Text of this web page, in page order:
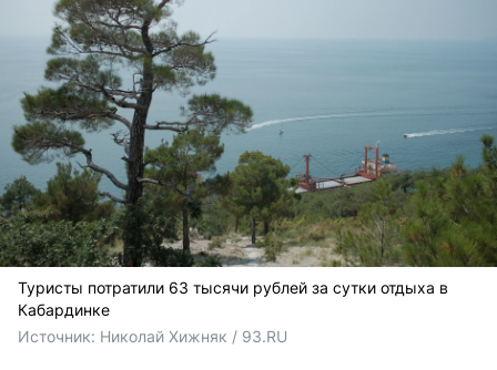
Туристы потратили 63 тысячи рублей за сутки отдыха в
Кабардинке
Источник: Николай Хижняк / 93.RU